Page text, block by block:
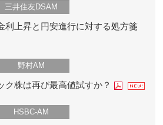
三井住友DSAM
利上昇と円安進行に対する処方箋
野村AM
ク株は再び最高値試すか？
HSBC-AM